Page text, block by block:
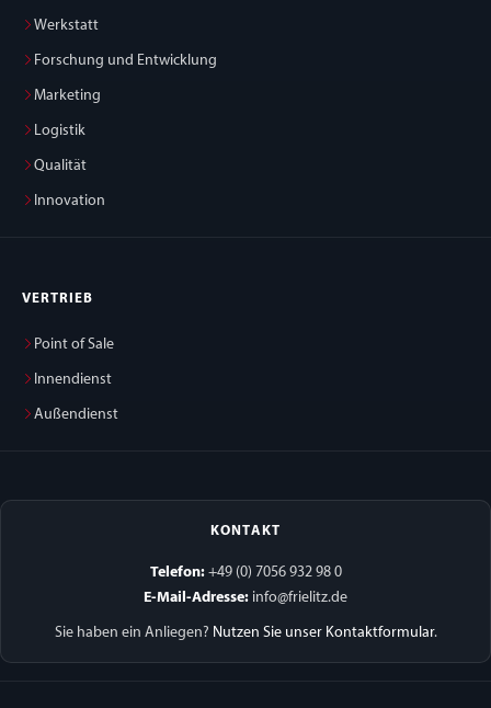
Werkstatt
Forschung und Entwicklung
Marketing
Logistik
Qualität
Innovation
VERTRIEB
Point of Sale
Innendienst
Außendienst
KONTAKT
Telefon:+49 (0) 7056 932 98 0
E-Mail-Adresse: info@frielitz.de
Sie haben ein Anliegen? Nutzen Sie unser Kontaktformular.